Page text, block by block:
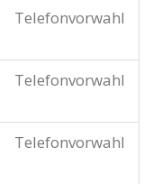
Telefonvorwahl
Telefonvorwahl
Telefonvorwahl